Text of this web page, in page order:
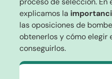
explicamos la
las oposiciones de
obtenerlos y cómo elegir
conseguirlos.